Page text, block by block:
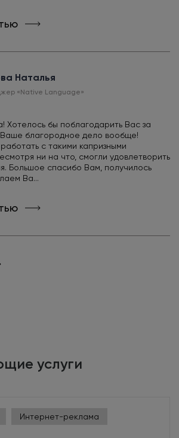
Наталья
«Native Language»
Хотелось бы поблагодарить Вас за
Ваше благородное дело вообще!
с такими капризными
ни на что, смогли удовлетворить
Большое спасибо Вам, получилось
Ва...
услуги
Интернет-реклама